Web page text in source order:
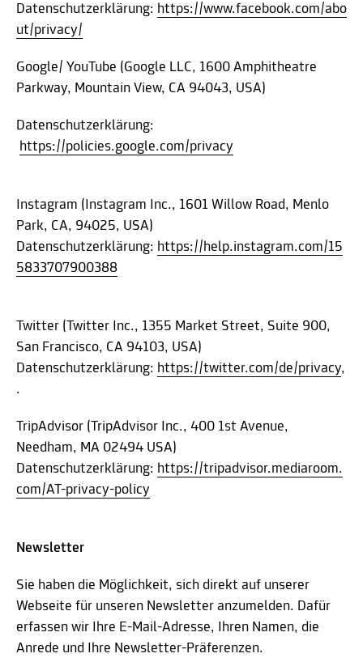
Datenschutzerklärung: https://www.facebook.com/abo
ut/privacy/
Google/ YouTube (Google LLC, 1600 Amphitheatre
Parkway, Mountain View, CA 94043, USA)
Datenschutzerklärung:
https://policies.google.com/privacy
Instagram (Instagram Inc., 1601 Willow Road, Menlo
Park, CA, 94025, USA)
Datenschutzerklärung: https://help.instagram.com/15
5833707900388
Twitter (Twitter Inc., 1355 Market Street, Suite 900,
San Francisco, CA 94103, USA)
Datenschutzerklärung: https://twitter.com/de/privacy,
.
TripAdvisor (TripAdvisor Inc., 400 1st Avenue,
Needham, MA 02494 USA)
Datenschutzerklärung: https://tripadvisor.mediaroom.
com/AT-privacy-policy
Newsletter
Sie haben die Möglichkeit, sich direkt auf unserer
Webseite für unseren Newsletter anzumelden. Dafür
erfassen wir Ihre E-Mail-Adresse, Ihren Namen, die
Anrede und Ihre Newsletter-Präferenzen.